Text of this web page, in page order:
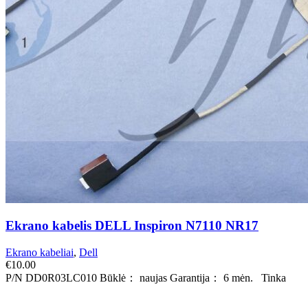
Ekrano kabelis DELL Inspiron N7110 NR17
Ekrano kabeliai, Dell
€10.00
P/N DD0R03LC010 Būklė： naujas Garantija： 6 mėn. Tinka